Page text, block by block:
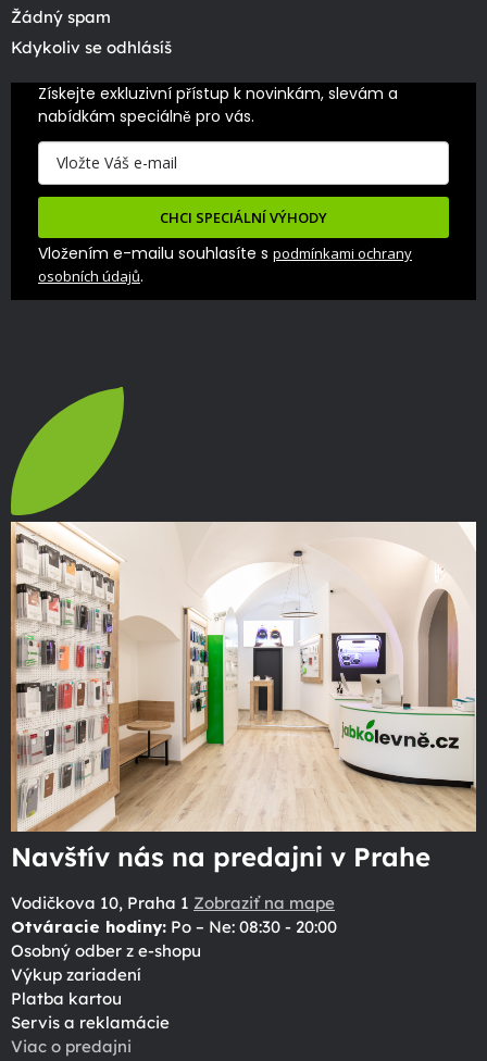
Žádný spam
Kdykoliv se odhlásíš
Získejte exkluzivní přístup k novinkám, slevám a
nabídkám speciálně pro vás.
CHCI SPECIÁLNÍ VÝHODY
Vložením e-mailu souhlasíte s podmínkami ochrany
osobních údajů.
Navštív nás na predajni v Prahe
Vodičkova 10, Praha 1 Zobraziť na mape
Otváracie hodiny: Po – Ne: 08:30 - 20:00
Osobný odber z e-shopu
Výkup zariadení
Platba kartou
Servis a reklamácie
Viac o predajni